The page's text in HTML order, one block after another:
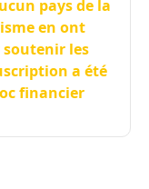
pays de la
en ont
les
a été
financier